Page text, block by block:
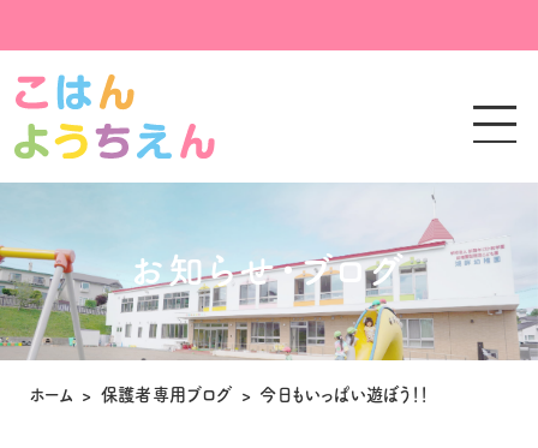
お知らせ・ブログ
ホーム > 保護者専用ブログ > 今日もいっぱい遊ぼう！！